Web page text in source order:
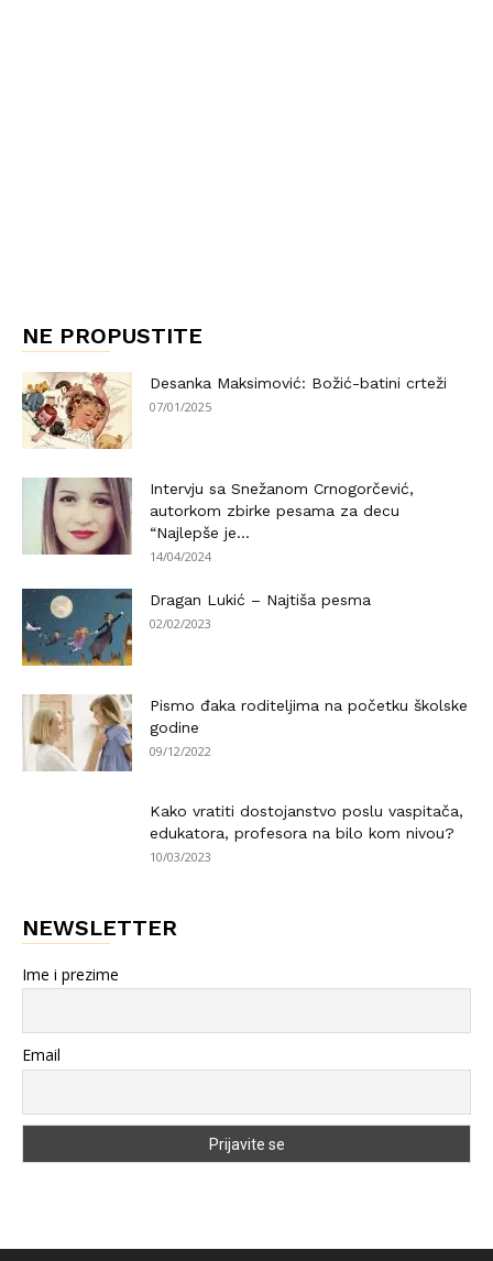
NE PROPUSTITE
Desanka Maksimović: Božić-batini crteži
07/01/2025
Intervju sa Snežanom Crnogorčević,
autorkom zbirke pesama za decu
“Najlepše je...
14/04/2024
Dragan Lukić – Najtiša pesma
02/02/2023
Pismo đaka roditeljima na početku školske
godine
09/12/2022
Kako vratiti dostojanstvo poslu vaspitača,
edukatora, profesora na bilo kom nivou?
10/03/2023
NEWSLETTER
Ime i prezime
Email